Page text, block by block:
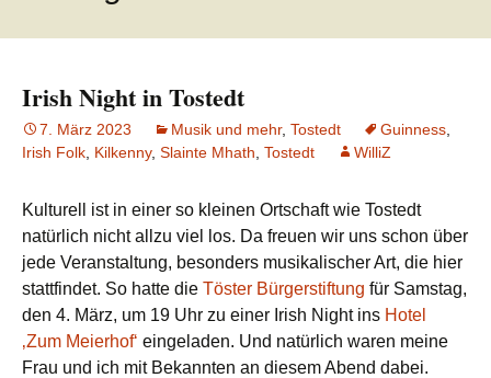
Irish Night in Tostedt
7. März 2023 Musik und mehr, Tostedt Guinness
Irish Folk Kilkenny, Slainte Mhath Tostedt WilliZ
Kulturell ist in einer so kleinen Ortschaft wie Tostedt
natürlich nicht allzu viel los. Da freuen wir uns schon über
jede Veranstaltung, besonders musikalischer Art, die hier
stattfindet. So hatte die Töster Bürgerstiftung für Samstag,
den 4. März, um 19 Uhr zu einer Irish Night ins Hotel
‚Zum Meierhof‘ eingeladen. Und natürlich waren meine
Frau und ich mit Bekannten an diesem Abend dabei.